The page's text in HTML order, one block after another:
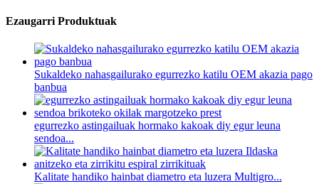
Ezaugarri Produktuak
Sukaldeko nahasgailurako egurrezko katilu OEM akazia pago
banbua
egurrezko astingailuak hormako kakoak diy egur leuna
sendoa...
Kalitate handiko hainbat diametro eta luzera Multigro...